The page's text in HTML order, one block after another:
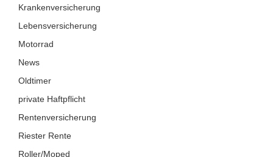
Krankenversicherung
Lebensversicherung
Motorrad
News
Oldtimer
private Haftpflicht
Rentenversicherung
Riester Rente
Roller/Moped